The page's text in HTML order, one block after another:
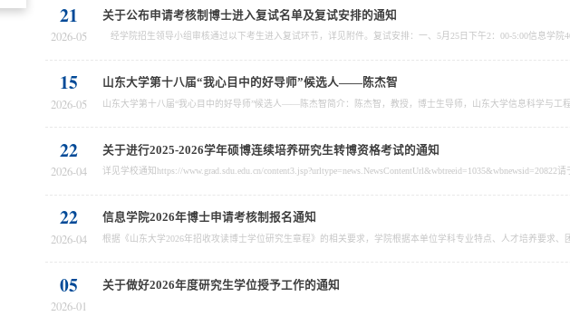
21
2026-05
关于公布申请考核制博士进入复试名单及复试安排的通知
15
2026-05
山东大学第十八届“我心目中的好导师”候选人——陈杰智
22
2026-04
关于进行2025-2026学年硕博连续培养研究生转博资格考试的通知
22
2026-04
信息学院2026年博士申请考核制报名通知
05
2026-01
关于做好2026年度研究生学位授予工作的通知